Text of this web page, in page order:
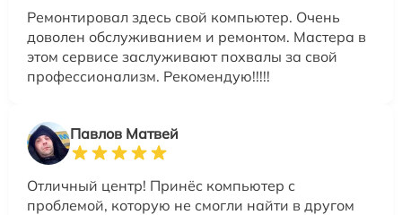
Ремонтировал здесь свой компьютер. Очень
доволен обслуживанием и ремонтом. Мастера в
этом сервисе заслуживают похвалы за свой
профессионализм. Рекомендую!!!!!
Павлов Матвей
Отличный центр! Принёс компьютер с
проблемой, которую не смогли найти в другом